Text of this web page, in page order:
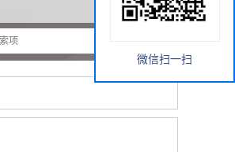
微信扫一扫